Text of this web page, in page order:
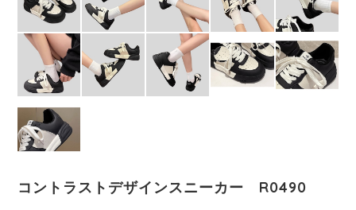
コントラストデザインスニーカー R0490